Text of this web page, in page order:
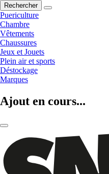
Rechercher
Puericulture
Chambre
Vêtements
Chaussures
Jeux et Jouets
Plein air et sports
Déstockage
Marques
Ajout en cours...